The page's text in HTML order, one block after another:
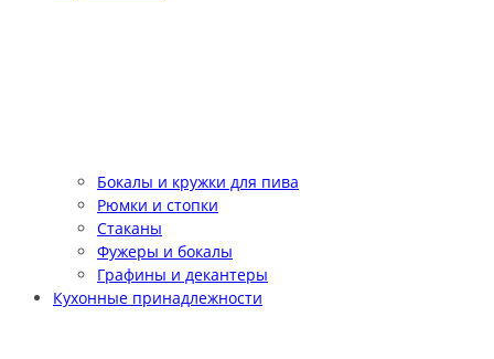
Бокалы и кружки для пива
Рюмки и стопки
Стаканы
Фужеры и бокалы
Графины и декантеры
Кухонные принадлежности